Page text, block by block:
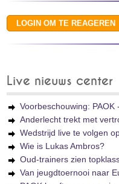
Live nieuws center
Voorbeschouwing: PAOK
Anderlecht trekt met
Wedstrijd live te volgen
Wie is Lukas Ambros?
Oud-trainers zien
Van jeugdtoernooi naar